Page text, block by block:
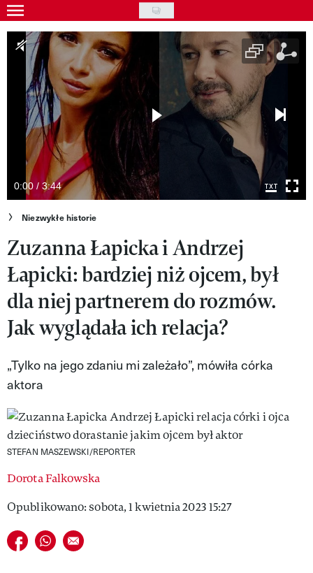
Skip
to
main
content
Gwiazdy
Ludzie
Moda
Uroda
Styl życia
Kultura
Wideo
Nasze akcje
VIVA!ART
VIVA!MODA
VIVA!LIFESTYLE
VIVA!MAN
VIVA!PEOPLE POWER
VIVA!ITAKA
MAGAZYN VIVA!
0:00 / 3:44
Niezwykłe historie
Zuzanna Łapicka i Andrzej
Łapicki: bardziej niż ojcem, był
dla niej partnerem do rozmów.
Jak wyglądała ich relacja?
„Tylko na jego zdaniu mi zależało”, mówiła córka
aktora
STEFAN MASZEWSKI/REPORTER
Dorota Falkowska
Opublikowano: sobota, 1 kwietnia 2023 15:27
Udostępnij na facebook
Udostępnij na whatsapp
E-mail do przyjaciela